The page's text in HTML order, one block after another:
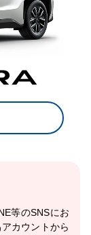
等のSNSにお
カウントから